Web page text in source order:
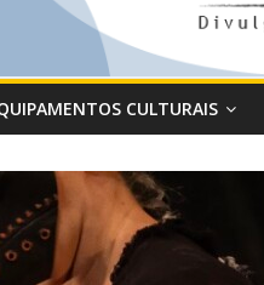
CULTURAIS